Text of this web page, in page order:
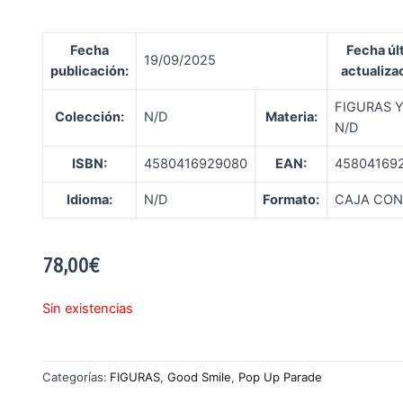
Fecha
publicación:
19/09/2025
Fecha
Colección: N/D Materia:
FIGURAS
N/D
ISBN: 4580416929080 EAN:
Idioma: N/D Formato: CAJA
78,00€
Sin existencias
Categorías: FIGURAS, Good Smile, Pop Up Parade